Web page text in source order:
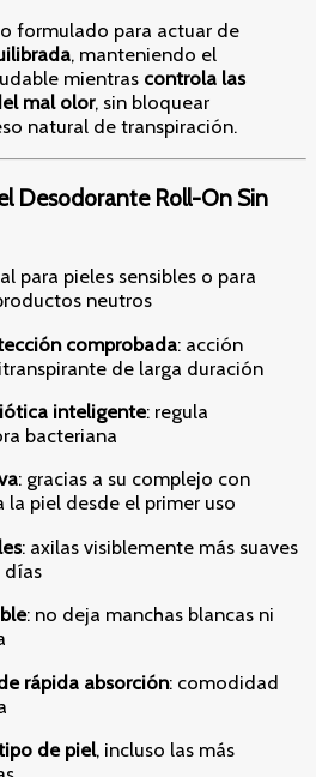
formulado para actuar de
, manteniendo el
mientras controla las
mal olor, sin bloquear
natural de transpiración.
Desodorante Roll-On Sin
para pieles sensibles o para
neutros
comprobada: acción
de larga duración
inteligente: regula
bacteriana
: gracias a su complejo con
la piel desde el primer uso
: axilas visiblemente más suaves
días
: no deja manchas blancas ni
rápida absorción: comodidad
de piel, incluso las más